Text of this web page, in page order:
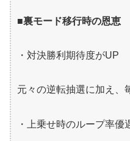
■裏モード移行時の恩恵
・対決勝利期待度がUP
元々の逆転抽選に加え、
・上乗せ時のループ率優